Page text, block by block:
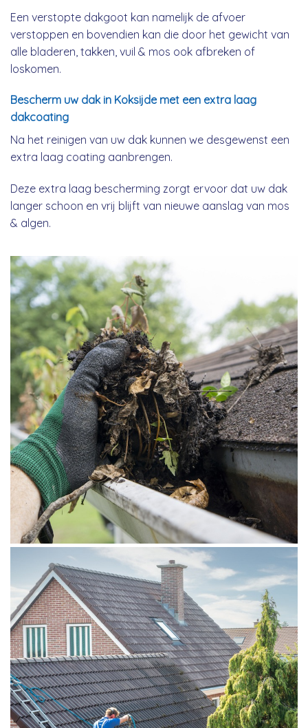
Een verstopte dakgoot kan namelijk de afvoer
verstoppen en bovendien kan die door het gewicht van
alle bladeren, takken, vuil & mos ook afbreken of
loskomen.
Bescherm uw dak in Koksijde met een extra laag
dakcoating
Na het reinigen van uw dak kunnen we desgewenst een
extra laag coating aanbrengen.
Deze extra laag bescherming zorgt ervoor dat uw dak
langer schoon en vrij blijft van nieuwe aanslag van mos
& algen.